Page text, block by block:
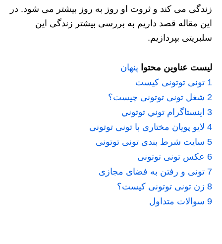
زندگی می کند و ثروت او روز به روز بیشتر می شود. در
این مقاله قصد داریم به بررسی بیشتر زندگی این
سلبریتی بپردازیم‌.
لیست عناوین محتوا پنهان
1 تونی توتونی کیست
2 شغل تونی توتونی چیست؟
3 اينستاگرام توني توتوني
4 لایو پویان مختاری با تونی توتونی
5 سایت شرط بندی تونی توتونی
6 عکس تونی توتونی
7 تونی و رفتن به فضای مجازی
8 زن تونی توتونی کیست؟
9 سوالات متداول